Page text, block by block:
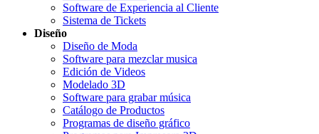
Software de Experiencia al Cliente
Sistema de Tickets
Diseño
Diseño de Moda
Software para mezclar musica
Edición de Videos
Modelado 3D
Software para grabar música
Catálogo de Productos
Programas de diseño gráfico